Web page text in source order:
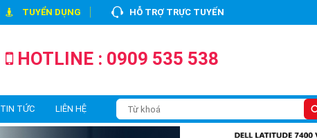
TUYỂN DỤNG HỖ TRỢ TRỰC TUYẾN
HOTLINE : 0909 535 538
TIN TỨC LIÊN HỆ